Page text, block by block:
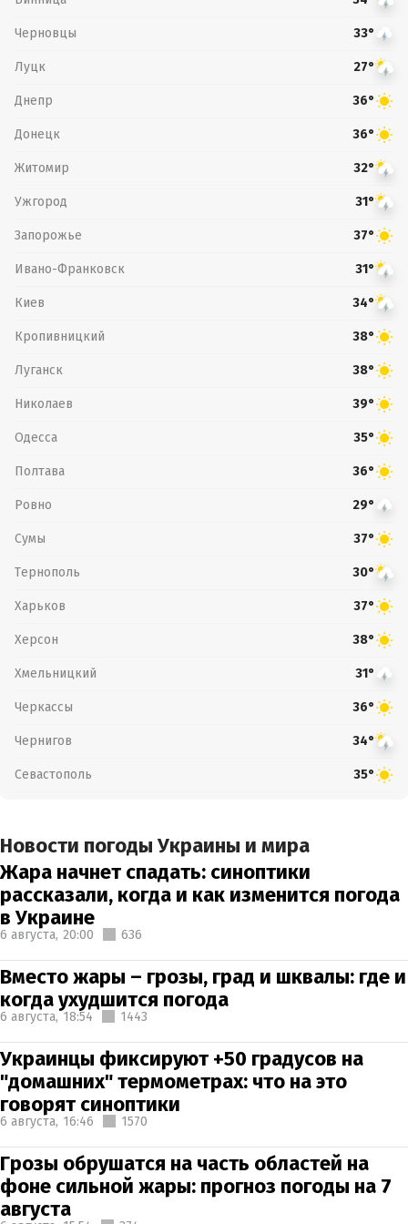
Черновцы 33°
Луцк 27°
Днепр 36°
Донецк 36°
Житомир 32°
Ужгород 31°
Запорожье 37°
Ивано-Франковск 31°
Киев 34°
Кропивницкий 38°
Луганск 38°
Николаев 39°
Одесса 35°
Полтава 36°
Ровно 29°
Сумы 37°
Тернополь 30°
Харьков 37°
Херсон 38°
Хмельницкий 31°
Черкассы 36°
Чернигов 34°
Севастополь 35°
Новости погоды Украины и мира
Жара начнет спадать: синоптики
рассказали, когда и как изменится погода
в Украине
6 августа, 20:00 636
Вместо жары – грозы, град и шквалы: где и
когда ухудшится погода
6 августа, 18:54 1443
Украинцы фиксируют +50 градусов на
"домашних" термометрах: что на это
говорят синоптики
6 августа, 16:46 1570
Грозы обрушатся на часть областей на
фоне сильной жары: прогноз погоды на 7
августа